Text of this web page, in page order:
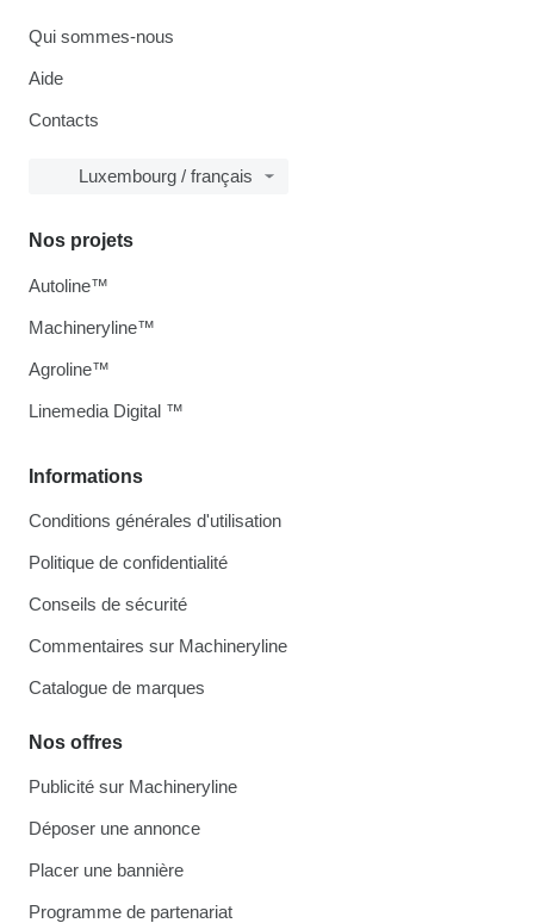
Qui sommes-nous
Aide
Contacts
Luxembourg / français
Informations
Conditions générales d'utilisation
Politique de confidentialité
Conseils de sécurité
Commentaires sur Machineryline
Catalogue de marques
Nos offres
Publicité sur Machineryline
Déposer une annonce
Placer une bannière
Programme de partenariat
Nos projets
Autoline™
Machineryline™
Agroline™
Linemedia Digital ™